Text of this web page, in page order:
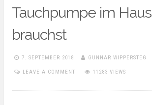
Tauchpumpe im Haus
brauchst
7. SEPTEMBER 2018 GUNNAR WIPPERSTEG
LEAVE A COMMENT 11283 VIEWS